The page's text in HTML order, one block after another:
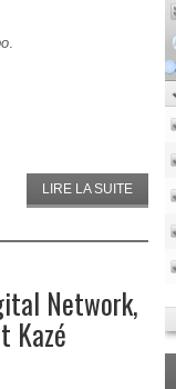
.
LIRE LA SUITE
Network,
Kazé